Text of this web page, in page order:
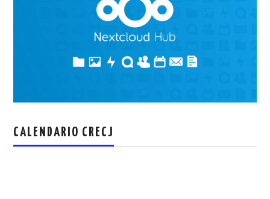
CALENDARIO CRECJ